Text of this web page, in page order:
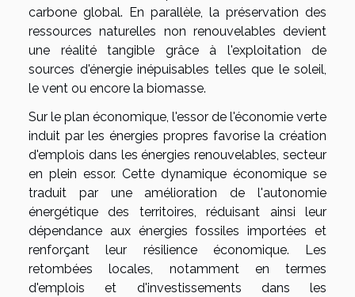
carbone global. En parallèle, la préservation des
ressources naturelles non renouvelables devient
une réalité tangible grâce à l'exploitation de
sources d'énergie inépuisables telles que le soleil,
le vent ou encore la biomasse.
Sur le plan économique, l'essor de l'économie verte
induit par les énergies propres favorise la création
d'emplois dans les énergies renouvelables, secteur
en plein essor. Cette dynamique économique se
traduit par une amélioration de l'autonomie
énergétique des territoires, réduisant ainsi leur
dépendance aux énergies fossiles importées et
renforçant leur résilience économique. Les
retombées locales, notamment en termes
d'emplois et d'investissements dans les